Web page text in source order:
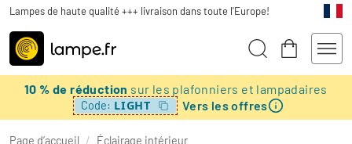
Lampes de haute qualité +++ livraison dans toute l'Europe!
10 % de réduction sur les plafonniers et lampadaires
Code: LIGHT Vers les offres
Page d’accueil / Éclairage intérieur